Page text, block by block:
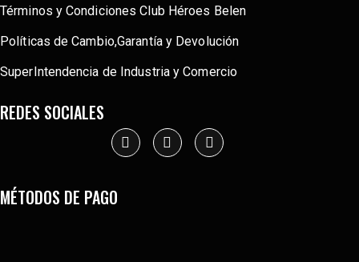
Términos y Condiciones Club Héroes Belen
Políticas de Cambio,Garantía y Devolución
SuperIntendencia de Industria y Comercio
REDES SOCIALES
MÉTODOS DE PAGO